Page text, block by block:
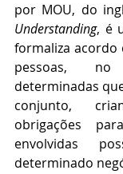
por MOU, do
Understanding, é
formaliza acordo
pessoas,
determinadas
conjunto,
obrigações
envolvidas
determinado